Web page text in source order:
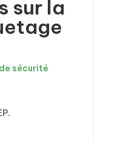
sur la
sécurité